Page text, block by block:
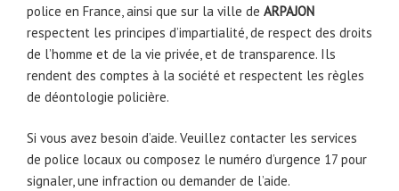
police en France, ainsi que sur la ville de ARPAJON
respectent les principes d’impartialité, de respect des droits
de l’homme et de la vie privée, et de transparence. Ils
rendent des comptes à la société et respectent les règles
de déontologie policière.
Si vous avez besoin d’aide. Veuillez contacter les services
de police locaux ou composez le numéro d’urgence 17 pour
signaler, une infraction ou demander de l’aide.